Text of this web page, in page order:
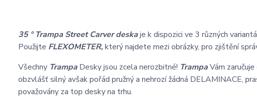
35 °Trampa Street Carver deskaje k dispozici ve 3 různých
Použijte FLEXOMETER,který najdete mezi obrázky, pro zjištění
Všechny Trampa Desky jsou zcela nerozbitné! TrampaVám
obzvlášť silný avšak pořád pružný a nehrozí žádná DELAMINACE,
považovány za top desky na trhu.